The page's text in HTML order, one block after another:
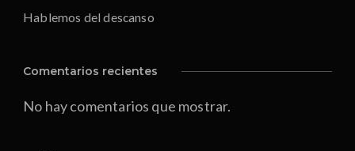
Hablemos del descanso
Comentarios recientes
No hay comentarios que mostrar.